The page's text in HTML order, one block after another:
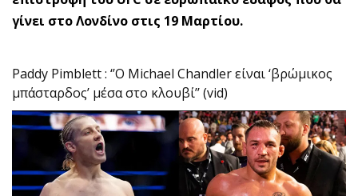
γίνει στο Λονδίνο στις 19 Μαρτίου.
Paddy Pimblett : ‘’O Michael Chandler είναι ‘βρώμικος
μπάσταρδος’ μέσα στο κλουβί’’ (vid)